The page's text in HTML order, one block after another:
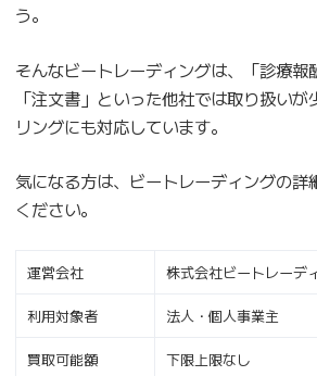
う。
そんなビートレーディングは、「診療報
「注文書」といった他社では取り扱い
リングにも対応しています。
気になる方は、ビートレーディングの詳
ください。
運営会社 株式会社ビートレーデ
利用対象者 法人・個人事業主
買取可能額 下限上限なし